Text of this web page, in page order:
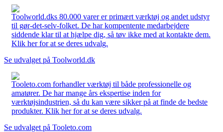
Toolworld.dks 80.000 varer er primært værktøj og andet udstyr
til gør-det-selv-folket. De har kompentente medarbejdere
siddende klar til at hjælpe dig, så tøv ikke med at kontakte dem.
Klik her for at se deres udvalg.
Se udvalget på Toolworld.dk
Tooleto.com forhandler værktøj til både professionelle og
amatører. De har mange års ekspertise inden for
værktøjsindustrien, så du kan være sikker på at finde de bedste
produkter. Klik her for at se deres udvalg.
Se udvalget på Tooleto.com